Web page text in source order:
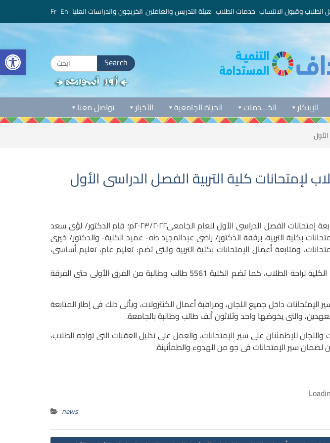
الطلاب وقبول الانتساب خدمات الطلاب هيئة التدريس والعاملين الخريجون والدراسات العليا
Search
for:
تواصل معنا الأخبار الحياة الجامعية الخـــدمات الإبتكار
لإمتحانات كلية التربية الفصل الدراسى الأول
الفصل الدراسى الأول للعام الجامعى٢٠٢٣/٢٠٢٢م؛
قام الدكتور/ لؤى سعد
بكلية التربية، برفقة الدكتور/ راضى عبدالمجيد طه- عميد الكلية- والدكتور/ خيرى
ومتابعة أعمال الإمتحانات بكلية التربية والتى تضم: تعليم عام، تعليم أساسى،
وقد إطمأن نائب رئيس الجامعة لشئون التعليم والطلاب على توفير كافة إمكانيات الكلية لراحة الطلاب، كما تضم الكلية 5561 طالب وطالبة من الفرق الأولى حتى الفرقة
داخل جميع اللجان، ومراقبة أعمال الكنترولات، ويأتى ذلك فى إطار المتابعة
للإطمئنان على سير الإمتحانات، والعمل على تذليل العقبات التى تواجه الطلاب،
لضمان سير الإمتحانات فى جو من الهدوء والطمأنينة.
news